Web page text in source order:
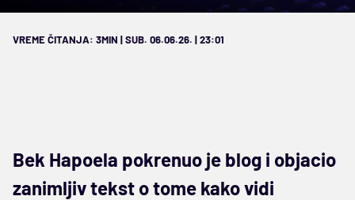
VREME ČITANJA: 3MIN | SUB. 06.06.26. | 23:01
Bek Hapoela pokrenuo je blog i objacio
zanimljiv tekst o tome kako vidi